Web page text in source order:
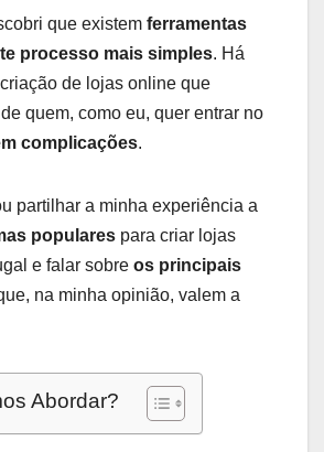
que existem ferramentas
processo mais simples. Há
de lojas online que
quem, como eu, quer entrar no
complicações.
partilhar a minha experiência a
populares para criar lojas
e falar sobre os principais
na minha opinião, valem a
Abordar?